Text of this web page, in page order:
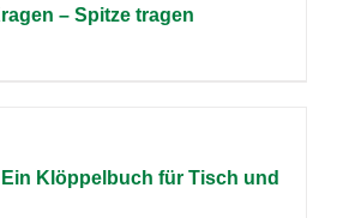
– Spitze tragen
Klöppelbuch für Tisch und